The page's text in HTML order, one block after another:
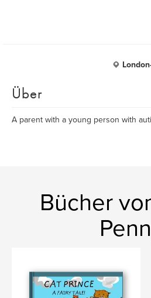
Über
A parent with a young person with
Bücher